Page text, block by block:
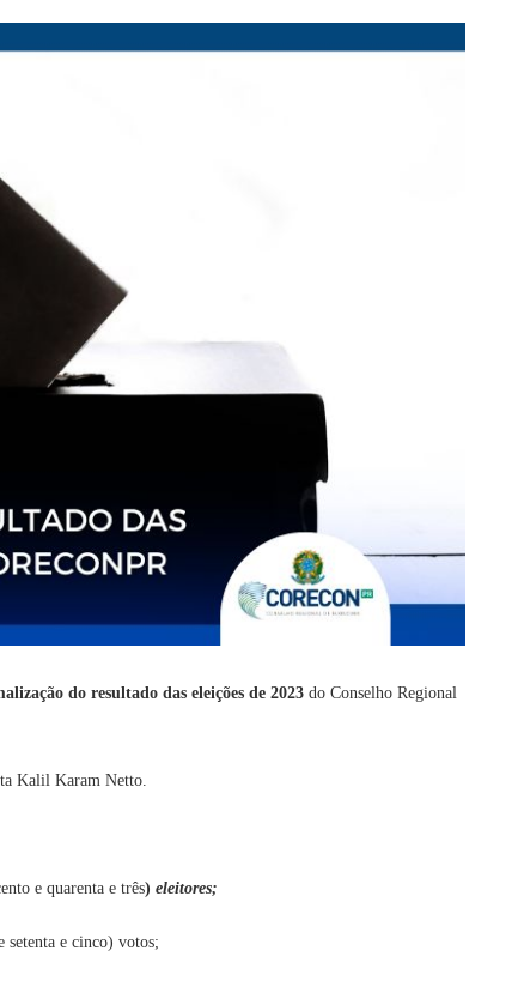
do resultado das eleições de 2023 do Conselho Regional
Kalil Karam Netto.
e quarenta e três) eleitores;
setenta e cinco) votos;